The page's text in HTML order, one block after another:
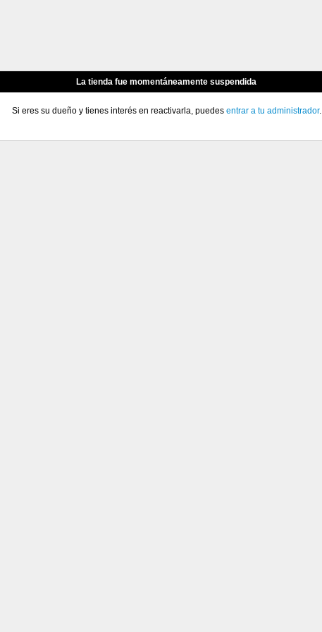
La tienda fue momentáneamente suspendida
Si eres su dueño y tienes interés en reactivarla, puedes entrar a tu administrador.